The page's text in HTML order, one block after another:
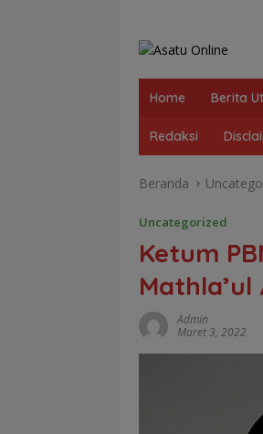
Home Berita
Redaksi
Beranda
Uncategorized
Ketum
Admin
Maret 3, 2022